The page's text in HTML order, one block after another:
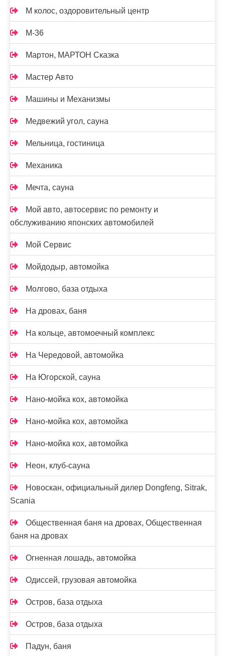
М колос, оздоровительный центр
М-36
Мартон, МАРТОН Сказка
Мастер Авто
Машины и Механизмы
Медвежий угол, сауна
Мельница, гостиница
Механика
Мечта, сауна
Мой авто, автосервис по ремонту и
обслуживанию японских автомобилей
Мой Сервис
Мойдодыр, автомойка
Молгово, база отдыха
На дровах, баня
На кольце, автомоечный комплекс
На Чередовой, автомойка
На Югорской, сауна
Нано-мойка кох, автомойка
Нано-мойка кох, автомойка
Нано-мойка кох, автомойка
Неон, клуб-сауна
Новоcкан, официальный дилер Dongfeng, Sitrak,
Scania
Общественная баня на дровах, Общественная
баня на дровах
Огненная лошадь, автомойка
Одиссей, грузовая автомойка
Остров, база отдыха
Остров, база отдыха
Падун, баня